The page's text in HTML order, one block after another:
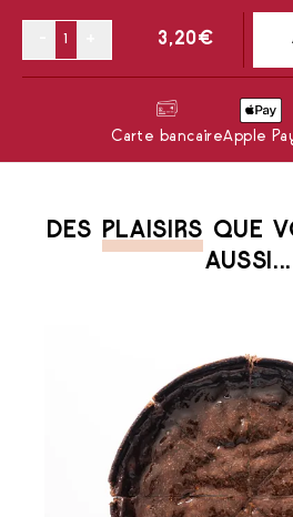
3,20€
Carte bancaireApple
DES PLAISIRS QUE
AUSSI...